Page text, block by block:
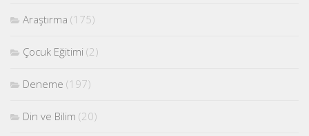
Araştırma (175)
Çocuk Eğitimi (2)
Deneme (197)
Din ve Bilim (20)